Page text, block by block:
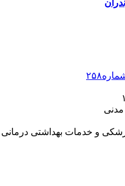
و خدمات بهداشتی درمانی